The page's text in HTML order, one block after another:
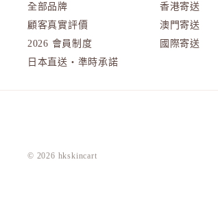
plus eau
全部品牌
顧客真實評價
2026 會員制度
日本直送・準時承諾
香港寄送
澳門寄送
國際寄送
© 2026 hkskincart